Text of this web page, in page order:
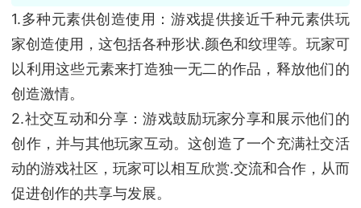
1.多种元素供创造使用：游戏提供接近千种元素供玩
家创造使用，这包括各种形状.颜色和纹理等。玩家可
以利用这些元素来打造独一无二的作品，释放他们的
创造激情。
2.社交互动和分享：游戏鼓励玩家分享和展示他们的
创作，并与其他玩家互动。这创造了一个充满社交活
动的游戏社区，玩家可以相互欣赏.交流和合作，从而
促进创作的共享与发展。